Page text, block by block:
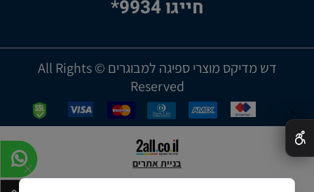
חייגו 9934*
דש מדיקס מוצרי ספיגה למבוגרים © All Rights
Reserved
בניית אתרים